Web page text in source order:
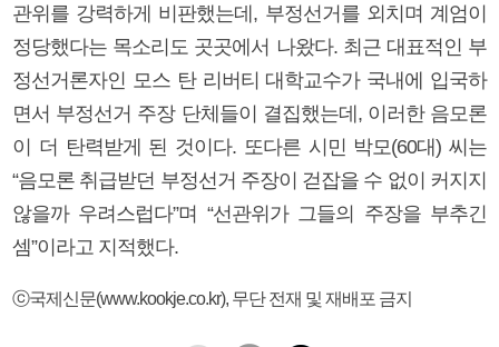
관위를 강력하게 비판했는데, 부정선거를 외치며 계엄이
정당했다는 목소리도 곳곳에서 나왔다. 최근 대표적인 부
정선거론자인 모스 탄 리버티 대학교수가 국내에 입국하
면서 부정선거 주장 단체들이 결집했는데, 이러한 음모론
이 더 탄력받게 된 것이다. 또다른 시민 박모(60대) 씨는
“음모론 취급받던 부정선거 주장이 걷잡을 수 없이 커지지
않을까 우려스럽다”며 “선관위가 그들의 주장을 부추긴
셈”이라고 지적했다.
ⓒ국제신문(www.kookje.co.kr), 무단 전재 및 재배포 금지